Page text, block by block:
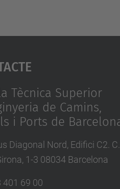
Tècnica Superior
de Camins,
i Ports de
Diagonal Nord, Edifici C2. C.
1-3 08034 Barcelona
401 69 00